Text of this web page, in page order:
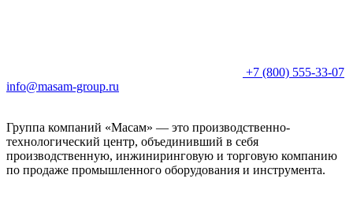
+7 (800) 555-33-07
info@masam-group.ru
Группа компаний «Масам» — это производственно-
технологический центр, объединивший в себя
производственную, инжиниринговую и торговую компанию
по продаже промышленного оборудования и инструмента.